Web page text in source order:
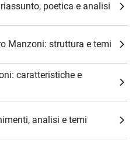
poetica e analisi
Manzoni: struttura e temi
caratteristiche e
analisi e temi